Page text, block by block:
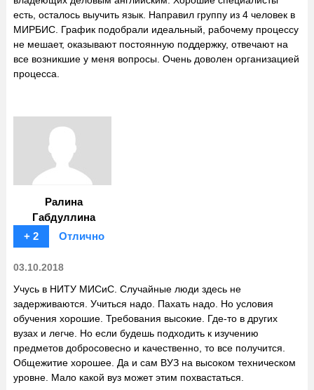
есть, осталось выучить язык. Направил группу из 4 человек в
МИРБИС. График подобрали идеальный, рабочему процессу
не мешает, оказывают постоянную поддержку, отвечают на
все возникшие у меня вопросы. Очень доволен организацией
процесса.
Ралина
Габдуллина
+ 2
Отлично
03.10.2018
Учусь в НИТУ МИСиС. Случайные люди здесь не
задерживаются. Учиться надо. Пахать надо. Но условия
обучения хорошие. Требования высокие. Где-то в других
вузах и легче. Но если будешь подходить к изучению
предметов добросовесно и качественно, то все получится.
Общежитие хорошее. Да и сам ВУЗ на высоком техническом
уровне. Мало какой вуз может этим похвастаться.